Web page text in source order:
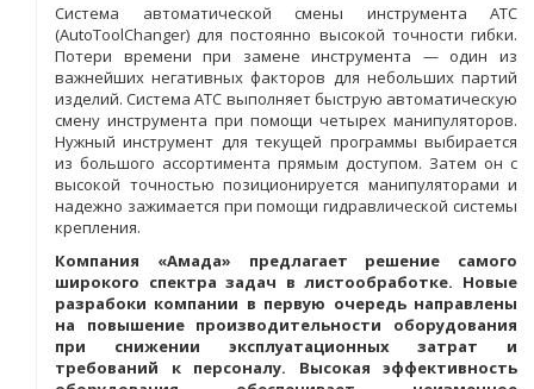
Система автоматической смены инструмента ATC
(AutoToolChanger) для постоянно высокой точности гибки.
Потери времени при замене инструмента — один из
важнейших негативных факторов для небольших партий
изделий. Система ATC выполняет быструю автоматическую
смену инструмента при помощи четырех манипуляторов.
Нужный инструмент для текущей программы выбирается
из большого ассортимента прямым доступом. Затем он с
высокой точностью позиционируется манипуляторами и
надежно зажимается при помощи гидравлической системы
крепления.
Компания «Амада» предлагает решение самого
широкого спектра задач в листообработке. Новые
разрабоки компании в первую очередь направлены
на повышение производительности оборудования
при снижении эксплуатационных затрат и
требований к персоналу. Высокая эффективность